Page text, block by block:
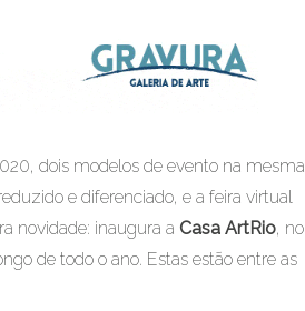
dois modelos de evento na mesma
e diferenciado, e a feira virtual
novidade: inaugura a Casa ArtRio, no
de todo o ano. Estas estão entre as